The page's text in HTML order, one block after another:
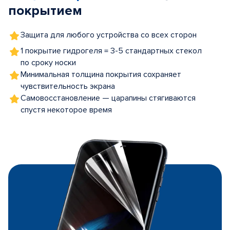
покрытием
Защита для любого устройства со всех сторон
1 покрытие гидрогеля = 3-5 стандартных стекол
по сроку носки
Минимальная толщина покрытия сохраняет
чувствительность экрана
Самовосстановление — царапины стягиваются
спустя некоторое время